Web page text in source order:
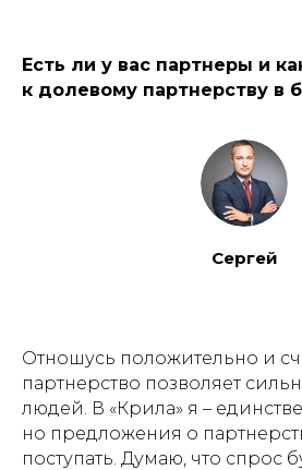
Есть ли у вас партнеры и
к долевому партнерству в
Сергей
Отношусь положительно и
партнерство позволяет
людей. В «Крила» я –
но предложения о
поступать. Думаю, что спрос